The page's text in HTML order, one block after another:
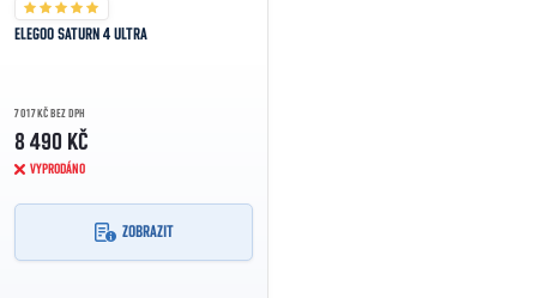
ELEGOO SATURN 4 ULTRA
7 017 KČ BEZ DPH
8 490 KČ
VYPRODÁNO
ZOBRAZIT